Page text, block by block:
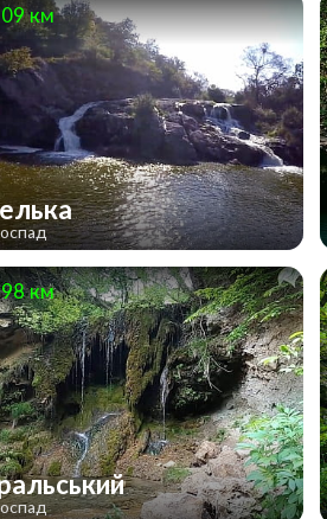
км
км